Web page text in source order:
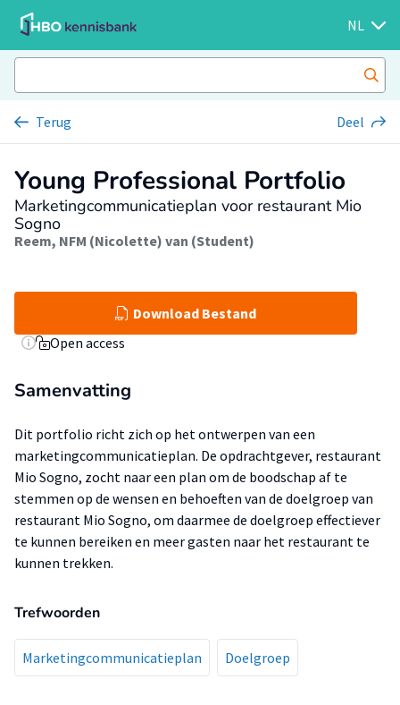
NL
Terug Deel
Young Professional Portfolio
Marketingcommunicatieplan voor restaurant Mio
Sogno
Reem, NFM (Nicolette) van (Student)
Download Bestand
Open access
Samenvatting
Dit portfolio richt zich op het ontwerpen van een
marketingcommunicatieplan. De opdrachtgever, restaurant
Mio Sogno, zocht naar een plan om de boodschap af te
stemmen op de wensen en behoeften van de doelgroep van
restaurant Mio Sogno, om daarmee de doelgroep effectiever
te kunnen bereiken en meer gasten naar het restaurant te
kunnen trekken.
Trefwoorden
Marketingcommunicatieplan Doelgroep